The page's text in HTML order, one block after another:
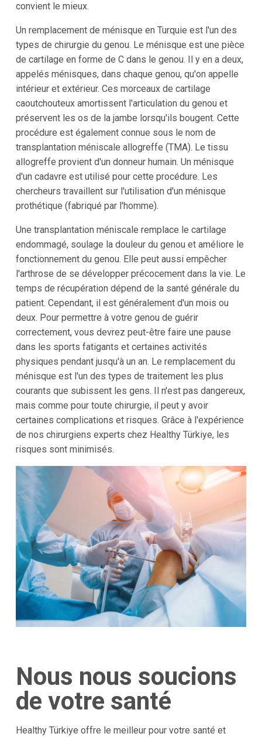
convient le mieux.
Un remplacement de ménisque en Turquie est l'un des
types de chirurgie du genou. Le ménisque est une pièce
de cartilage en forme de C dans le genou. Il y en a deux,
appelés ménisques, dans chaque genou, qu'on appelle
intérieur et extérieur. Ces morceaux de cartilage
caoutchouteux amortissent l'articulation du genou et
préservent les os de la jambe lorsqu'ils bougent. Cette
procédure est également connue sous le nom de
transplantation méniscale allogreffe (TMA). Le tissu
allogreffe provient d'un donneur humain. Un ménisque
d'un cadavre est utilisé pour cette procédure. Les
chercheurs travaillent sur l'utilisation d'un ménisque
prothétique (fabriqué par l'homme).
Une transplantation méniscale remplace le cartilage
endommagé, soulage la douleur du genou et améliore le
fonctionnement du genou. Elle peut aussi empêcher
l'arthrose de se développer précocement dans la vie. Le
temps de récupération dépend de la santé générale du
patient. Cependant, il est généralement d'un mois ou
deux. Pour permettre à votre genou de guérir
correctement, vous devrez peut-être faire une pause
dans les sports fatigants et certaines activités
physiques pendant jusqu'à un an. Le remplacement du
ménisque est l'un des types de traitement les plus
courants que subissent les gens. Il n'est pas dangereux,
mais comme pour toute chirurgie, il peut y avoir
certaines complications et risques. Grâce à l'expérience
de nos chirurgiens experts chez Healthy Türkiye, les
risques sont minimisés.
Nous nous soucions
de votre santé
Healthy Türkiye offre le meilleur pour votre santé et